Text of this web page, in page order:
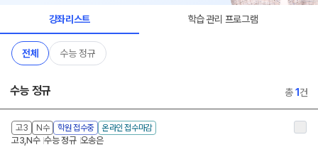
강좌리스트 학습 관리 프로그램
전체 수능 정규
수능 정규 총1 건
고3 N수 학원 접수중 온라인 접수마감
고3,N수 수능 정규 오송은